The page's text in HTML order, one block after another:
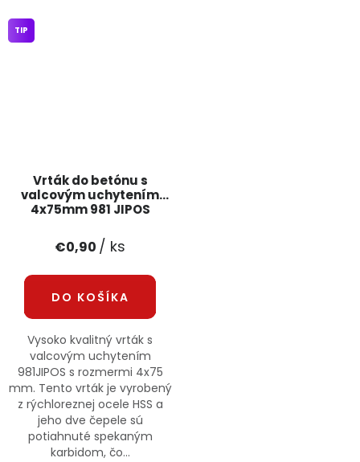
Vrták do betónu s
valcovým uchytením
4x75mm 981 JIPOS
TIP
€0,90 / ks
DO KOŠÍKA
Vysoko kvalitný vrták s
valcovým uchytením
981JIPOS s rozmermi 4x75
mm. Tento vrták je vyrobený
z rýchloreznej ocele HSS a
jeho dve čepele sú
potiahnuté spekaným
karbidom, čo...